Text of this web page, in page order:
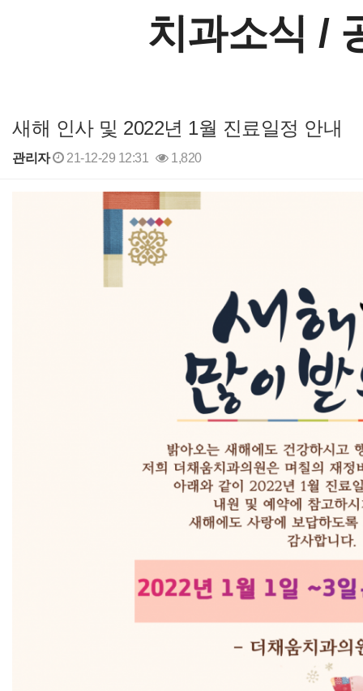
치과소식 /
새해 인사 및 2022년 1월 진료일정 안내
관리자 21-12-29 12:31 1,820